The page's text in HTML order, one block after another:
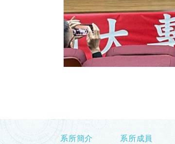
系所簡介 系所成員